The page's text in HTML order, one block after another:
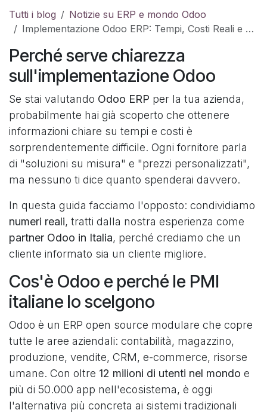
Tutti i blog
Notizie su ERP e mondo Odoo
Implementazione Odoo ERP: Tempi, Costi Reali e Cosa Aspettarsi
Perché serve chiarezza
sull'implementazione Odoo
Se stai valutando Odoo ERP per la tua azienda,
probabilmente hai già scoperto che ottenere
informazioni chiare su tempi e costi è
sorprendentemente difficile. Ogni fornitore parla
di "soluzioni su misura" e "prezzi personalizzati",
ma nessuno ti dice quanto spenderai davvero.
In questa guida facciamo l'opposto: condividiamo
numeri reali, tratti dalla nostra esperienza come
partner Odoo in Italia, perché crediamo che un
cliente informato sia un cliente migliore.
Cos'è Odoo e perché le PMI
italiane lo scelgono
Odoo è un ERP open source modulare che copre
tutte le aree aziendali: contabilità, magazzino,
produzione, vendite, CRM, e-commerce, risorse
umane. Con oltre 12 milioni di utenti nel mondo e
più di 50.000 app nell'ecosistema, è oggi
l'alternativa più concreta ai sistemi tradizionali